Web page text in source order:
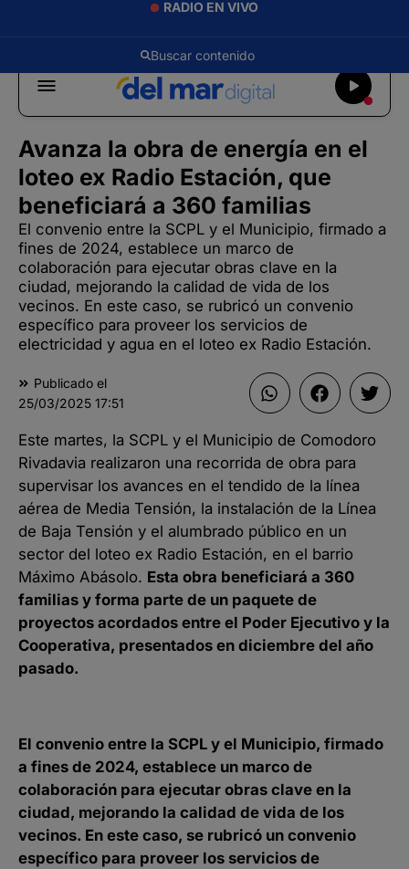
RADIO EN VIVO
Avanza la obra de energía en el
loteo ex Radio Estación, que
beneficiará a 360 familias
El convenio entre la SCPL y el Municipio, firmado a
fines de 2024, establece un marco de
colaboración para ejecutar obras clave en la
ciudad, mejorando la calidad de vida de los
vecinos. En este caso, se rubricó un convenio
específico para proveer los servicios de
electricidad y agua en el loteo ex Radio Estación.
Publicado el
25/03/2025 17:51
Este martes, la SCPL y el Municipio de Comodoro
Rivadavia realizaron una recorrida de obra para
supervisar los avances en el tendido de la línea
aérea de Media Tensión, la instalación de la Línea
de Baja Tensión y el alumbrado público en un
sector del loteo ex Radio Estación, en el barrio
Máximo Abásolo. Esta obra beneficiará a 360
familias y forma parte de un paquete de
proyectos acordados entre el Poder Ejecutivo y la
Cooperativa, presentados en diciembre del año
pasado.
El convenio entre la SCPL y el Municipio, firmado
a fines de 2024, establece un marco de
colaboración para ejecutar obras clave en la
ciudad, mejorando la calidad de vida de los
vecinos. En este caso, se rubricó un convenio
específico para proveer los servicios de